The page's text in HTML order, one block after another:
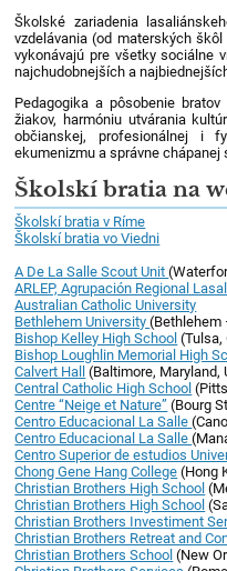
Školské zariadenia
vzdelávania (od materských
vykonávajú pre všetky sociálne
najchudobnejších a
Pedagogika a pôsobenie
žiakov, harmóniu utvárania
občianskej, profesionálnej i
ekumenizmu a správne chápanej
Školskí bratia na
Školskí bratia v Ríme
Školskí bratia vo Viedni
A De La Salle Scout Unit
ARLEP, Agrupación Regional
Australian Catholic University
Bethlehem University(Bethlehem
Bishop Kelley High School (Tulsa,
Bishop Loughlin Memorial High
Calvert Hall (Baltimore, Maryland,
Central Catholic High School
Centre “Neige et Nature” (Bourg
Centro Educacional La Salle
Centro Educacional La Salle
Centro Superior de estudios
Chong Gene Hang College (Hong
Christian Brothers High School
Christian Brothers High School
Christian Brothers Investiment
Christian Brothers Retreat and
Christian Brothers School (New